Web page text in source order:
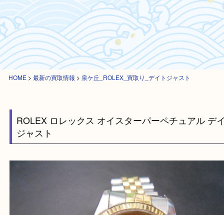
HOME
ROLEX ロレックス オイスターパーペチュアル